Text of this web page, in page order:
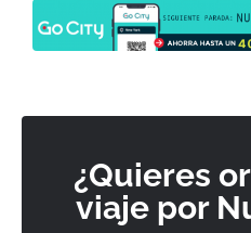
¿Quieres
viaje por